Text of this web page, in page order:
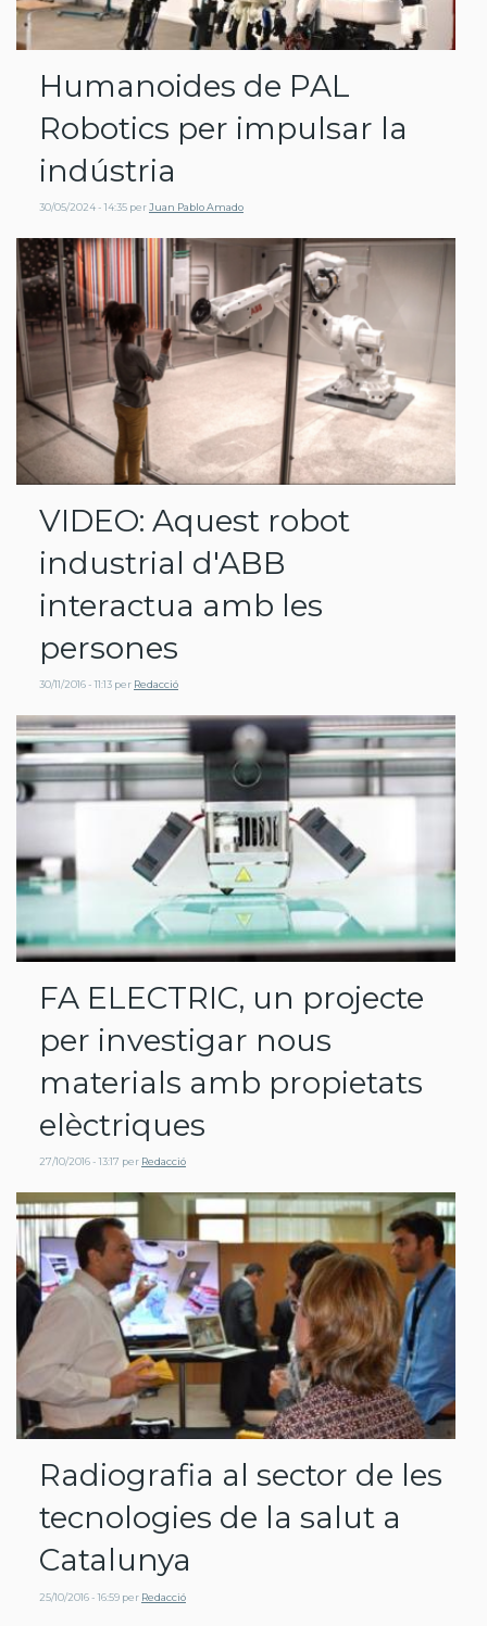
Humanoides de PAL
Robotics per impulsar la
indústria
30/05/2024 - 14:35 perJuan Pablo Amado
VIDEO: Aquest robot
industrial d'ABB
interactua amb les
persones
30/11/2016 - 11:13 per Redacció
FA ELECTRIC, un projecte
per investigar nous
materials amb propietats
elèctriques
27/10/2016 - 13:17 per Redacció
Radiografia al sector de les
tecnologies de la salut a
Catalunya
25/10/2016 - 16:59 per Redacció